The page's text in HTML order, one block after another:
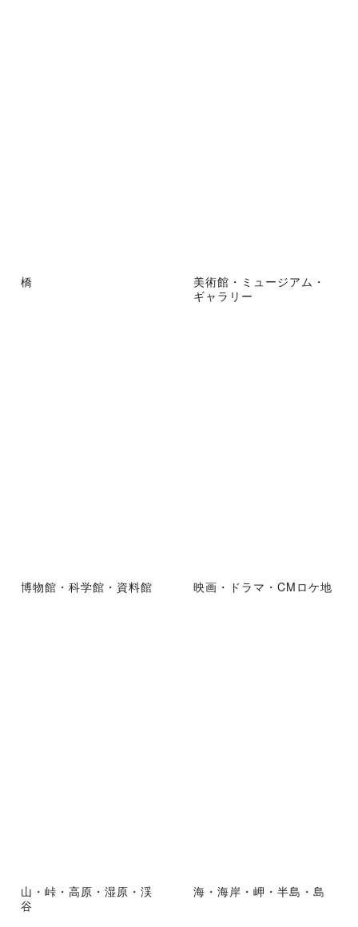
橋
美術館・ミュージアム・
ギャラリー
博物館・科学館・資料館 映画・ドラマ・CMロケ地
山・峠・高原・湿原・渓
谷
海・海岸・岬・半島・島